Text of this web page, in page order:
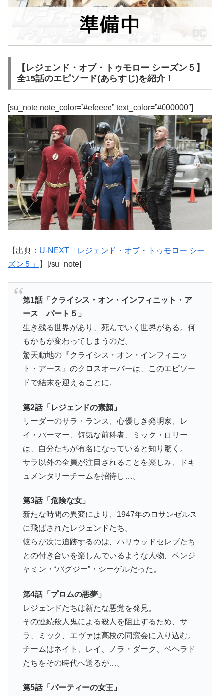
【レジェンド・オブ・トゥモロー シーズン５】
全15話のエピソード(あらすじ)を紹介！
[su_note note_color=”#efeeee” text_color=”#000000″]
【出典： U-NEXT「レジェンド・オブ・トゥモロー シー
ズン５」
】[/su_note]
第1話「クライシス・オン・インフィニット・ア
ース パート５」
生き残る世界があり、死んでいく世界がある。何
もかもが変わってしまうのだ。
驚天動地の『クライシス・オン・インフィニッ
ト・アース』のクロスオーバーは、このエピソー
ドで結末を迎えることに。
第2話「レジェンドの素顔」
リーダーのサラ・ランス、心優しき発明家、レ
イ・パーマー、短気な前科者、ミック・ロリー
は、自分たちが有名になっていると知り驚く。
サラ以外の全員が注目されることを楽しみ、ドキ
ュメンタリーチームを招待し…。
第3話「危険な女」
新たな時間の異変により、1947年のロサンゼルス
に飛ばされたレジェンドたち。
彼らが次に追跡するのは、ハリウッドセレブたち
との付き合いを楽しんでいるような人物、ベンジ
ャミン・“バグジー”・シーゲルだった。
第4話「プロムの悪夢」
レジェンドたちは新たな悪党を発見。
その連続殺人鬼による殺人を阻止するため、サ
ラ、ミック、エヴァは高校の同窓会に入り込む。
チームはネイト、レイ、ノラ・ダーク、ベヘラド
たちをその時代へ送るが…。
第5話「パーティーの女王」